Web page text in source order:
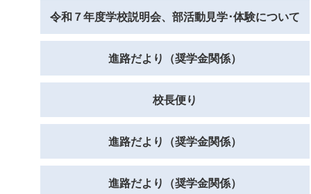
令和７年度学校説明会、部活動見学･体験について
進路だより（奨学金関係）
校長便り
進路だより（奨学金関係）
進路だより（奨学金関係）